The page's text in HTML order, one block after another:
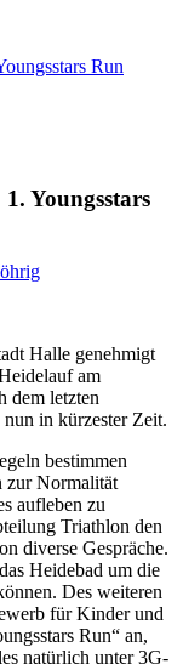
Run
Youngsstars
Halle genehmigt
am
dem letzten
in kürzester Zeit.
bestimmen
zur Normalität
aufleben zu
Triathlon den
diverse Gespräche.
Heidebad um die
Des weiteren
für Kinder und
Run“ an,
natürlich unter 3G-